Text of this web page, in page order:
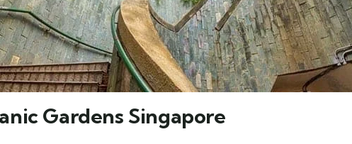
Gardens Singapore